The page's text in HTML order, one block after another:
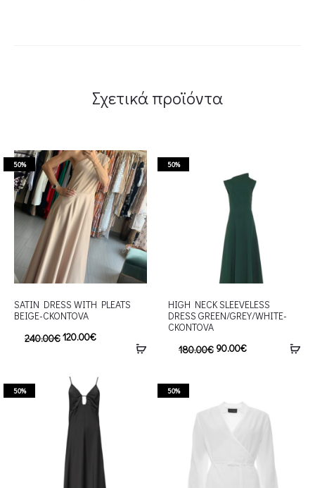
Σχετικά προϊόντα
50%
SATIN DRESS WITH PLEATS
BEIGE-CKONTOVA
240.00€120.00€
50%
HIGH NECK SLEEVELESS
DRESS GREEN/GREY/WHITE-
CKONTOVA
180.00€ 90.00€
50% 50%